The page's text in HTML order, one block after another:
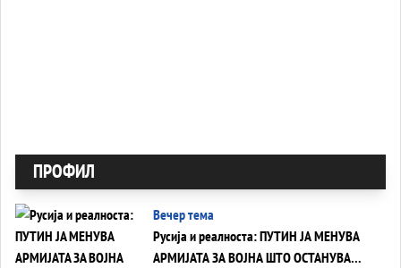
ПРОФИЛ
Вечер тема
Русија и реалноста: ПУТИН ЈА МЕНУВА
АРМИЈАТА ЗА ВОЈНА ШТО ОСТАНУВА